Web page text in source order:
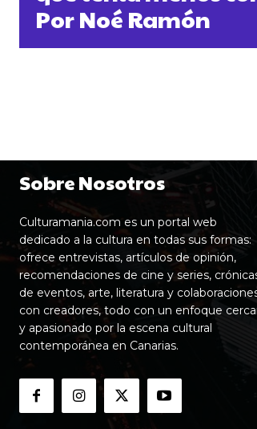
Por Noé Ramón
Sobre Nosotros
Culturamania.com es un portal web
dedicado a la cultura en todas sus formas:
ofrece entrevistas, artículos de opinión,
recomendaciones de cine y series,
de eventos, arte, literatura y
con creadores, todo con un enfoque
y apasionado por la escena cultural
contemporánea en Canarias.